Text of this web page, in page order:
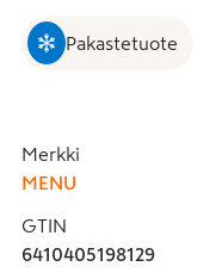
Pakastetuote
Merkki
MENU
GTIN
6410405198129